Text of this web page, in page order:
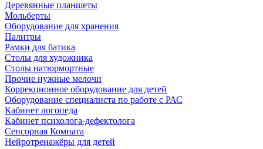
Деревянные планшеты
Мольберты
Оборудование для хранения
Палитры
Рамки для батика
Столы для художника
Столы натюрмортные
Прочие нужные мелочи
Коррекционное оборудование для детей
Оборудование специалиста по работе с РАС
Кабинет логопеда
Кабинет психолога-дефектолога
Сенсорная Комната
Нейротренажёры для детей